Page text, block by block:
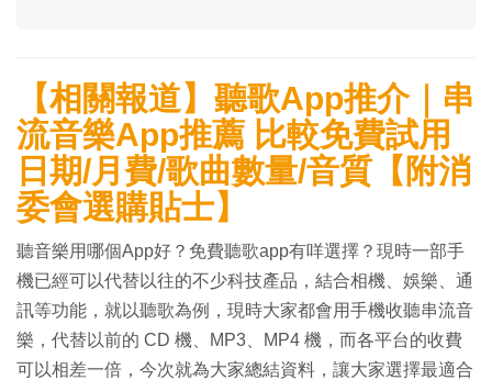
【相關報道】聽歌App推介｜串
流音樂App推薦 比較免費試用
日期/月費/歌曲數量/音質【附消
委會選購貼士】
聽音樂用哪個App好？免費聽歌app有咩選擇？現時一部手
機已經可以代替以往的不少科技產品，結合相機、娛樂、通
訊等功能，就以聽歌為例，現時大家都會用手機收聽串流音
樂，代替以前的 CD 機、MP3、MP4 機，而各平台的收費
可以相差一倍，今次就為大家總結資料，讓大家選擇最適合